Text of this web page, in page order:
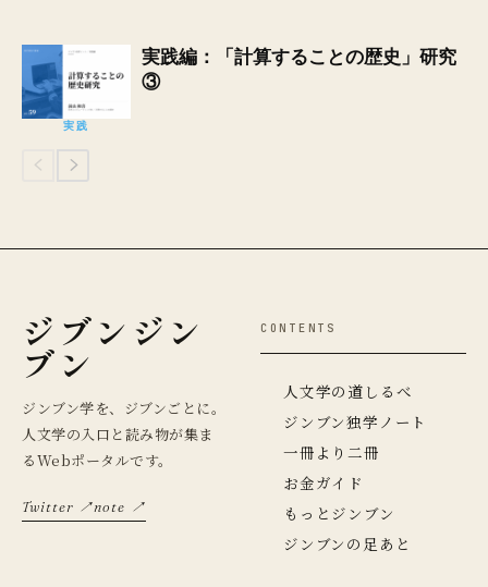
実践
実践編：「計算することの歴史」研究
③
ジブンジン
ブン
ジンブン学を、ジブンごとに。
人文学の入口と読み物が集ま
るWebポータルです。
Twitter ↗note ↗
CONTENTS
人文学の道しるべ
ジンブン独学ノート
一冊より二冊
お金ガイド
もっとジンブン
ジンブンの足あと